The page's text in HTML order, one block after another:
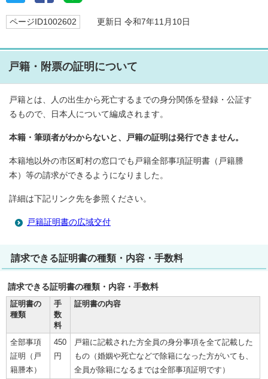
ページID1002602 更新日 令和7年11月10日
戸籍・附票の証明について
戸籍とは、人の出生から死亡するまでの身分関係を登録・公証す
るもので、日本人について編成されます。
本籍・筆頭者がわからないと、戸籍の証明は発行できません。
本籍地以外の市区町村の窓口でも戸籍全部事項証明書（戸籍謄
本）等の請求ができるようになりました。
詳細は下記リンク先を参照ください。
戸籍証明書の広域交付
請求できる証明書の種類・内容・手数料
請求できる証明書の種類・内容・手数料
証明書の
種類
手
数
料
証明書の内容
全部事項
証明（戸
籍謄本）
450
円
戸籍に記載された方全員の身分事項を全て記載した
もの（婚姻や死亡などで除籍になった方がいても、
全員が除籍になるまでは全部事項証明です）